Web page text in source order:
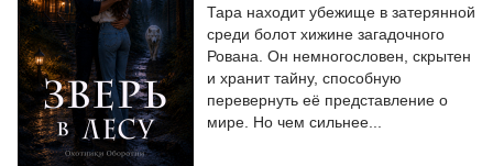
Тара находит убежище в затерянной
среди болот хижине загадочного
Рована. Он немногословен, скрытен
и хранит тайну, способную
перевернуть её представление о
мире. Но чем сильнее...